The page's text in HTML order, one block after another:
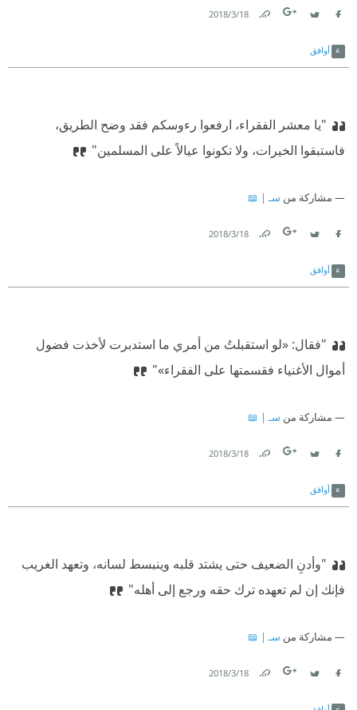
18‏/3‏/2018
أوافق
"يا معشر الفقراء، ارفعوا رءوسكم فقد وضح الطريق،
فاستبقوا الخيرات، ولا تكونوا عيالاً على المسلمين"
مشاركة من سـ | 📖
18‏/3‏/2018
أوافق
"فقال: «لو استقبلتُ من أمري ما استدبرت لأخذت فضول
أموال الأغنياء فقسمتها على الفقراء»"
مشاركة من سـ | 📖
18‏/3‏/2018
أوافق
"وأدنِ الضعيف حتى يشتد قلبه وينبسط لسانه، وتعهد الغريب
فإنك إن لم تعهده ترك حقه ورجع إلى أهله"
مشاركة من سـ | 📖
18‏/3‏/2018